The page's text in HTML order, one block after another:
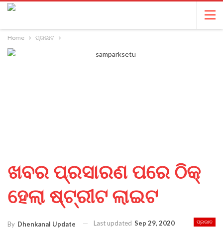
Home ପ୍ରଭାବ
ଖବର ପ୍ରସାରଣ ପରେ ଠିକ୍
ହେଲା ଷ୍ଟ୍ରୀଟ ଲାଇଟ
ପ୍ରଭାବ
By Dhenkanal Update Last updated Sep 29, 2020